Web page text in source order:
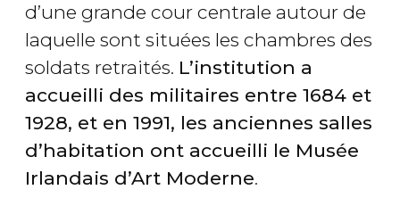
d’une grande cour centrale autour de
laquelle sont situées les chambres des
soldats retraités. L’institution a
accueilli des militaires entre 1684 et
1928, et en 1991, les anciennes salles
d’habitation ont accueilli le Musée
Irlandais d’Art Moderne.